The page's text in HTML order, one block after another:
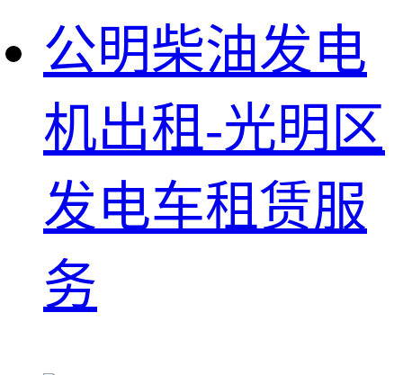
公明柴油发电
机出租-光明区
发电车租赁服
务